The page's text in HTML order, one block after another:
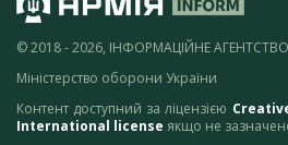
© 2018 - 2026, ІНФОРМАЦІЙНЕ
Міністерство оборони України
Контент доступний за ліцензією
International license якщо не